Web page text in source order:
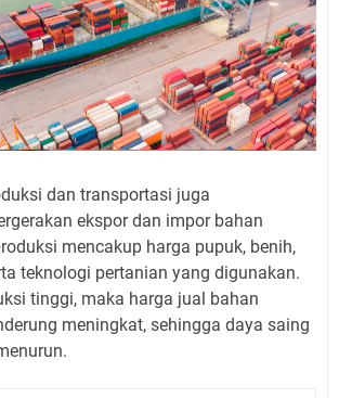
dan transportasi juga
ekspor dan impor bahan
mencakup harga pupuk, benih,
teknologi pertanian yang digunakan.
tinggi, maka harga jual bahan
meningkat, sehingga daya saing